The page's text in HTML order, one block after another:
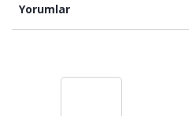
Yorumlar